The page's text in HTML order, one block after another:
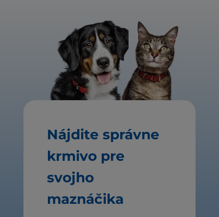
Nájdite správne
krmivo pre
svojho
maznáčika